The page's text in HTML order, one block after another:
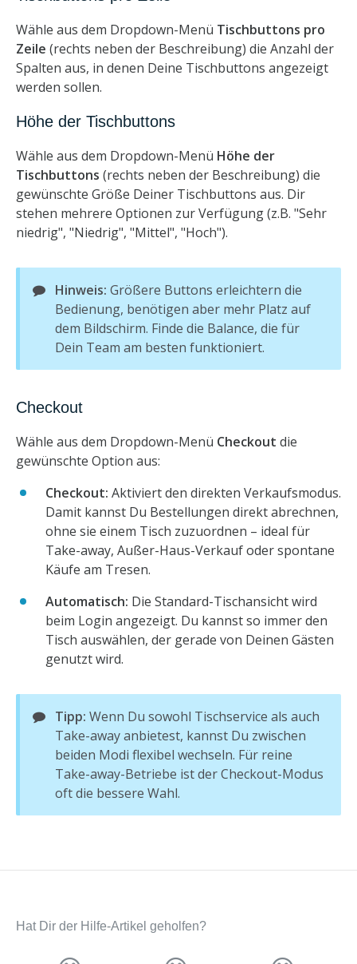
Wähle aus dem Dropdown-Menü Tischbuttons pro
Zeile (rechts neben der Beschreibung) die Anzahl der
Spalten aus, in denen Deine Tischbuttons angezeigt
werden sollen.
Höhe der Tischbuttons
Wähle aus dem Dropdown-Menü Höhe der
Tischbuttons (rechts neben der Beschreibung) die
gewünschte Größe Deiner Tischbuttons aus. Dir
stehen mehrere Optionen zur Verfügung (z.B. "Sehr
niedrig", "Niedrig", "Mittel", "Hoch").
Hinweis: Größere Buttons erleichtern die
Bedienung, benötigen aber mehr Platz auf
dem Bildschirm. Finde die Balance, die für
Dein Team am besten funktioniert.
Checkout
Wähle aus dem Dropdown-Menü Checkout die
gewünschte Option aus:
Checkout: Aktiviert den direkten Verkaufsmodus.
Damit kannst Du Bestellungen direkt abrechnen,
ohne sie einem Tisch zuzuordnen – ideal für
Take-away, Außer-Haus-Verkauf oder spontane
Käufe am Tresen.
Automatisch: Die Standard-Tischansicht wird
beim Login angezeigt. Du kannst so immer den
Tisch auswählen, der gerade von Deinen Gästen
genutzt wird.
Tipp: Wenn Du sowohl Tischservice als auch
Take-away anbietest, kannst Du zwischen
beiden Modi flexibel wechseln. Für reine
Take-away-Betriebe ist der Checkout-Modus
oft die bessere Wahl.
Hat Dir der Hilfe-Artikel geholfen?